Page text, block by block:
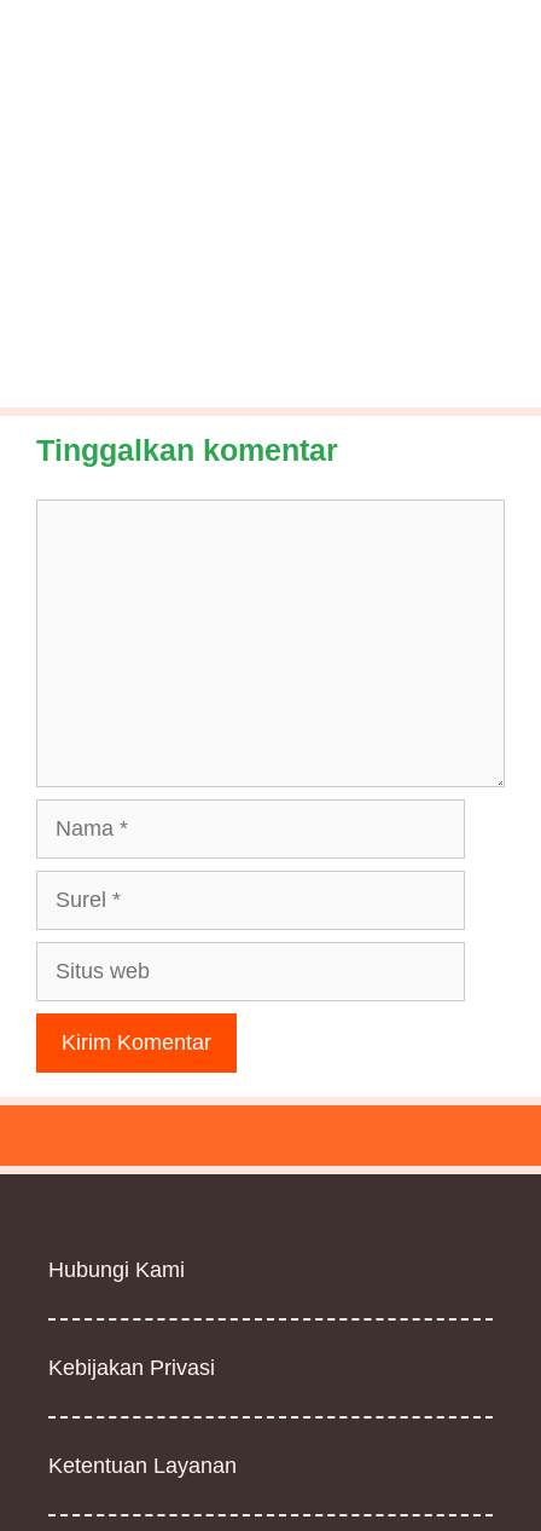
Tinggalkan komentar
Nama
Surel
Situs
web
Hubungi Kami
Kebijakan Privasi
Ketentuan Layanan